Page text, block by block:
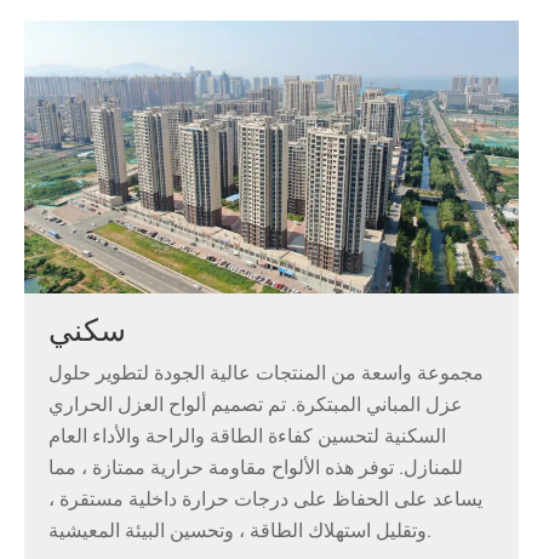
سكني
مجموعة واسعة من المنتجات عالية الجودة لتطوير حلول
عزل المباني المبتكرة. تم تصميم ألواح العزل الحراري
السكنية لتحسين كفاءة الطاقة والراحة والأداء العام
للمنازل. توفر هذه الألواح مقاومة حرارية ممتازة ، مما
يساعد على الحفاظ على درجات حرارة داخلية مستقرة ،
وتقليل استهلاك الطاقة ، وتحسين البيئة المعيشية.